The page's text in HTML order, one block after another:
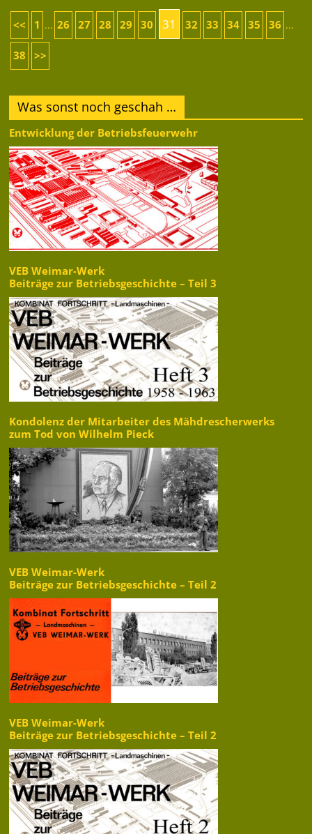
<< 1 ... 26 27 28 29 30 31 32 33 34 35 36 ...
38 >>
Was sonst noch geschah …
Entwicklung der Betriebsfeuerwehr
VEB Weimar-Werk
Beiträge zur Betriebsgeschichte – Teil 3
Kondolenz der Mitarbeiter des Mähdrescherwerks
zum Tod von Wilhelm Pieck
VEB Weimar-Werk
Beiträge zur Betriebsgeschichte – Teil 2
VEB Weimar-Werk
Beiträge zur Betriebsgeschichte – Teil 2